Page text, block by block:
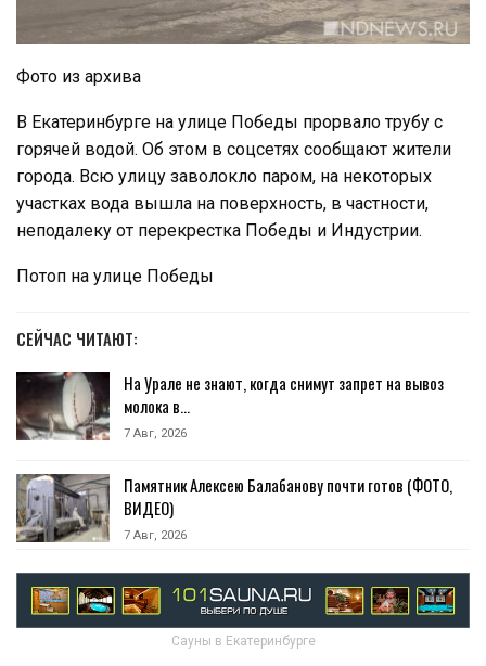
Фото из архива
В Екатеринбурге на улице Победы прорвало трубу с
горячей водой. Об этом в соцсетях сообщают жители
города. Всю улицу заволокло паром, на некоторых
участках вода вышла на поверхность, в частности,
неподалеку от перекрестка Победы и Индустрии.
Потоп на улице Победы
СЕЙЧАС ЧИТАЮТ:
На Урале не знают, когда снимут запрет на вывоз
молока в…
7 Авг, 2026
Памятник Алексею Балабанову почти готов (ФОТО,
ВИДЕО)
7 Авг, 2026
Сауны в Екатеринбурге